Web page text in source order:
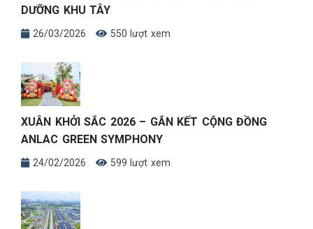
DƯỠNG KHU TÂY
26/03/2026 550 lượt xem
XUÂN KHỞI SẮC 2026 – GẮN KẾT CỘNG ĐỒNG
ANLAC GREEN SYMPHONY
24/02/2026 599 lượt xem